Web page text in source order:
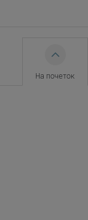
На почеток